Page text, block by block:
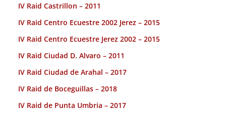
IV Raid Castrillon – 2011
IV Raid Centro Ecuestre 2002 Jerez – 2015
IV Raid Centro Ecuestre Jerez 2002 – 2015
IV Raid Ciudad D. Alvaro – 2011
IV Raid Ciudad de Arahal – 2017
IV Raid de Boceguillas – 2018
IV Raid de Punta Umbria – 2017